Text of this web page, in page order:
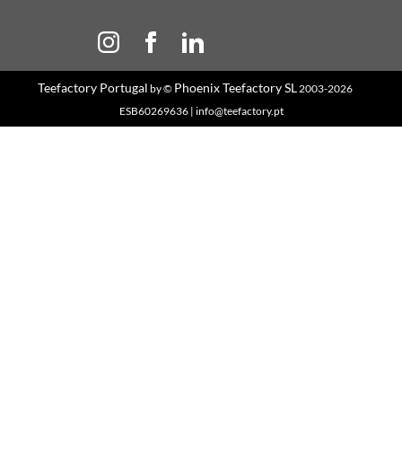
Teefactory Portugal by © Phoenix Teefactory SL2003-2026
ESB60269636 | info@teefactory.pt